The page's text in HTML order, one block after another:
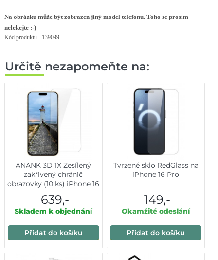
Na obrázku může být zobrazen jiný model telefonu. Toho se prosím
nelekejte :-)
Kód produktu 139099
Určitě nezapomeňte na:
ANANK 3D 1X Zesílený
zakřivený chránič
obrazovky (10 ks) iPhone 16
639,-
Skladem k objednání
Přidat do košíku
Tvrzené sklo RedGlass na
iPhone 16 Pro
149,-
Okamžité odeslání
Přidat do košíku